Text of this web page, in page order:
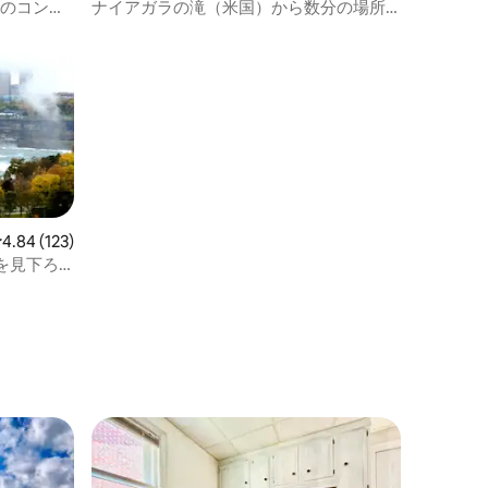
コンド アム
ナイアガラの滝（米国）から数分の場所
ビュー123件、5つ星中4.84つ星の平均評価
4.84 (123)
見下ろ